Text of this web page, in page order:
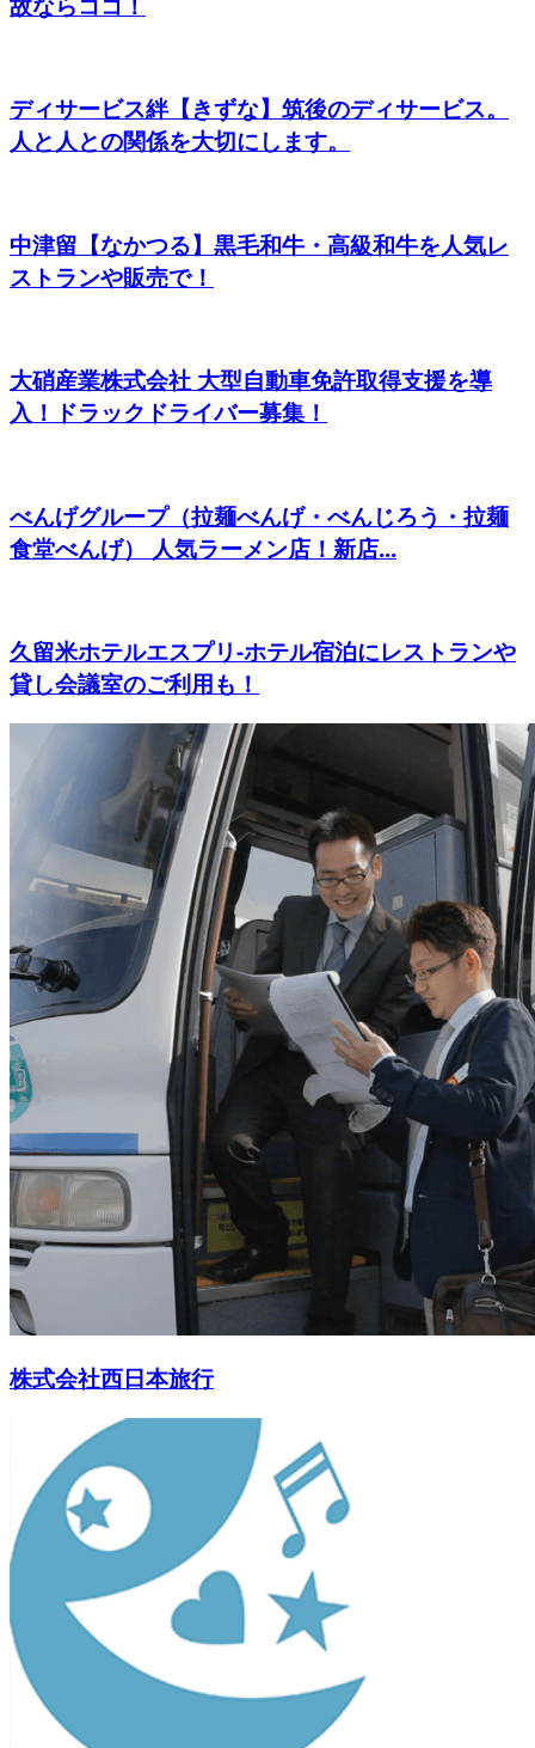
ディサービス絆【きずな】筑後のディサービス。
人と人との関係を大切にします。
中津留【なかつる】黒毛和牛・高級和牛を人気レ
ストランや販売で！
大硝産業株式会社 大型自動車免許取得支援を導
入！ドラックドライバー募集！
べんげグループ（拉麺べんげ・べんじろう・拉麺
食堂べんげ） 人気ラーメン店！新店...
久留米ホテルエスプリ-ホテル宿泊にレストランや
貸し会議室のご利用も！
株式会社西日本旅行